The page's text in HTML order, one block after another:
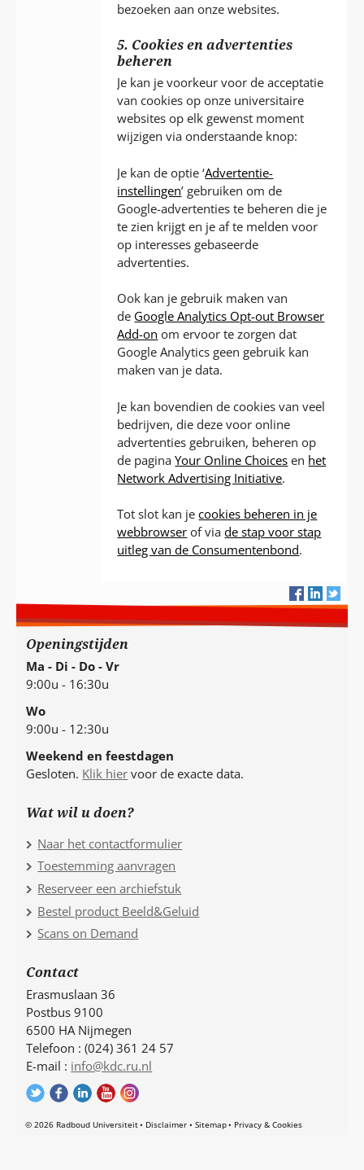
bezoeken aan onze websites.
5. Cookies en advertenties
beheren
Je kan je voorkeur voor de acceptatie
van cookies op onze universitaire
websites op elk gewenst moment
wijzigen via onderstaande knop:
Je kan de optie ‘Advertentie-
instellingen’ gebruiken om de
Google-advertenties te beheren die je
te zien krijgt en je af te melden voor
op interesses gebaseerde
advertenties.
Ook kan je gebruik maken van
de Google Analytics Opt-out Browser
Add-on om ervoor te zorgen dat
Google Analytics geen gebruik kan
maken van je data.
Je kan bovendien de cookies van veel
bedrijven, die deze voor online
advertenties gebruiken, beheren op
de paginaYour Online Choices en het
Network Advertising Initiative.
Tot slot kan jecookies beheren in je
webbrowser of viade stap voor stap
uitleg van de Consumentenbond.
Openingstijden
Ma - Di - Do - Vr
9:00u - 16:30u
Wo
9:00u - 12:30u
Weekend en feestdagen
Gesloten. Klik hier voor de exacte data.
Wat wil u doen?
Naar het contactformulier
Toestemming aanvragen
Reserveer een archiefstuk
Bestel product Beeld&Geluid
Scans on Demand
Contact
Erasmuslaan 36
Postbus 9100
6500 HA Nijmegen
Telefoon : (024) 361 24 57
E-mail : info@kdc.ru.nl
© 2026 Radboud Universiteit Disclaimer Sitemap Privacy & Cookies